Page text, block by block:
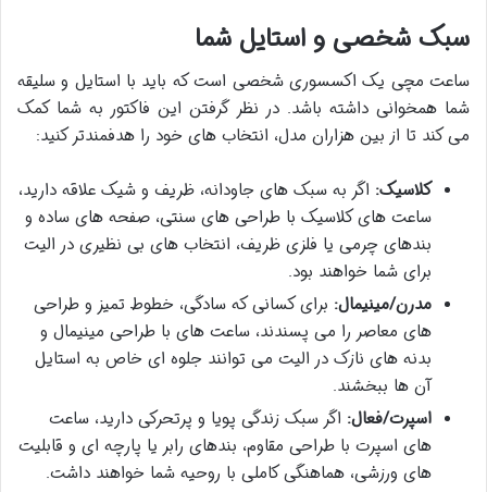
سبک شخصی و استایل شما
ساعت مچی یک اکسسوری شخصی است که باید با استایل و سلیقه
شما همخوانی داشته باشد. در نظر گرفتن این فاکتور به شما کمک
می کند تا از بین هزاران مدل، انتخاب های خود را هدفمندتر کنید:
کلاسیک: اگر به سبک های جاودانه، ظریف و شیک علاقه دارید،
ساعت های کلاسیک با طراحی های سنتی، صفحه های ساده و
بندهای چرمی یا فلزی ظریف، انتخاب های بی نظیری در الیت
برای شما خواهند بود.
مدرن/مینیمال: برای کسانی که سادگی، خطوط تمیز و طراحی
های معاصر را می پسندند، ساعت های با طراحی مینیمال و
بدنه های نازک در الیت می توانند جلوه ای خاص به استایل
آن ها ببخشند.
اسپرت/فعال: اگر سبک زندگی پویا و پرتحرکی دارید، ساعت
های اسپرت با طراحی مقاوم، بندهای رابر یا پارچه ای و قابلیت
های ورزشی، هماهنگی کاملی با روحیه شما خواهند داشت.